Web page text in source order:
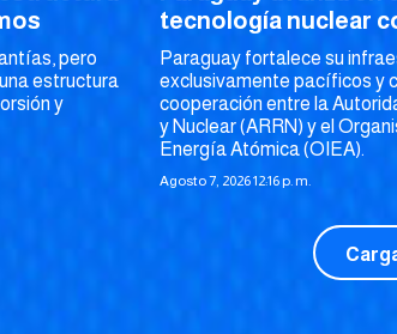
pero
estructura
y
tecnología nuclear
Paraguay fortalece su
exclusivamente pacíficos y
cooperación entre la
y Nuclear (ARRN) y el
Energía Atómica (OIEA).
Agosto 7, 2026 12:16 p. m.